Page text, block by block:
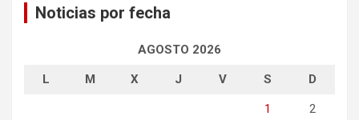
Noticias por fecha
AGOSTO 2026
L M X J V S D
1 2